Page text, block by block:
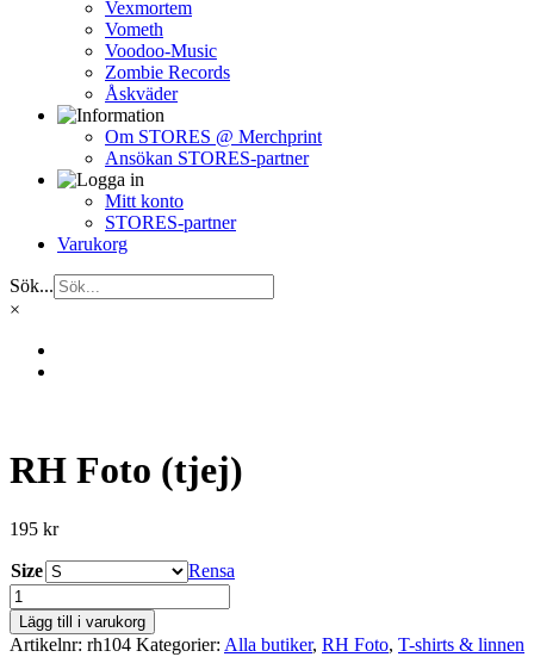
Vexmortem
Vometh
Voodoo-Music
Zombie Records
Åskväder
Om STORES @ Merchprint
Ansökan STORES-partner
Mitt konto
STORES-partner
Varukorg
Sök...
×
RH Foto (tjej)
195 kr
Size
Rensa
RH
Foto
(tjej)
Lägg till i varukorg
Artikelnr: rh104 Kategorier: Alla butiker, RH Foto, T-shirts & linnen